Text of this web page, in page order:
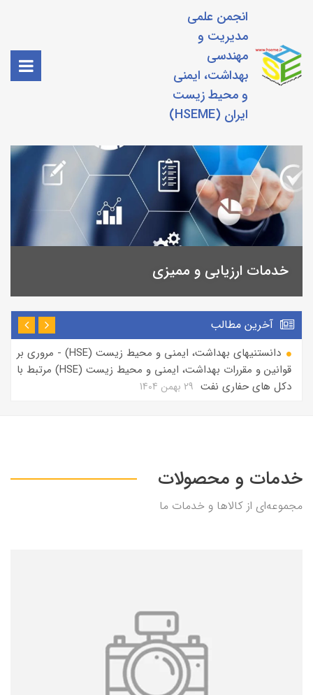
انجمن علمی
مدیریت و
مهندسی
بهداشت، ایمنی
و محیط زیست
ایران (HSEME)
خدمات ارزیابی و ممیزی
آخرین مطالب
دانستنیهای بهداشت، ایمنی و محیط زیست (HSE) - مروری بر
قوانین و مقررات بهداشت، ایمنی و محیط زیست (HSE) مرتبط با
دکل های حفاری نفت 29 بهمن 1404
خدمات و محصولات
مجموعه‌ای از کالاها و خدمات ما